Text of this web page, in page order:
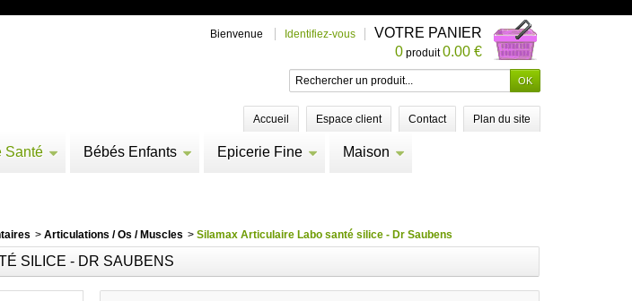
Bienvenue Identifiez-vous
VOTRE PANIER
0 produit0.00 €
Accueil Espace client Contact Plan du site
Santé Bébés Enfants Epicerie Fine Maison
> Articulations / Os / Muscles > Silamax Articulaire Labo santé silice - Dr Saubens
SILICE - DR SAUBENS